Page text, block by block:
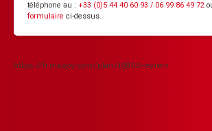
téléphone au : +33 (0)5 44 40 60 93 / 06 99 86 49 72
formulaire ci-dessus.
https://fr.mappy.com/plan/19800-eyrein